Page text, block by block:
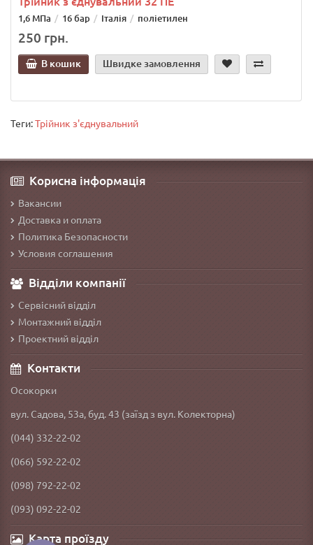
1,6 МПа 16 бар Італія поліетилен
250 грн.
В кошик Швидке замовлення
Теги:Трійник з'єднувальний
Корисна інформація
Вакансии
Доставка и оплата
Политика Безопасности
Условия соглашения
Відділи компанії
Сервісний відділ
Монтажний відділ
Проектний відділ
Контакти
Осокорки
вул. Садова, 53а, буд. 43 (заїзд з вул. Колекторна)
(044) 332-22-02
(066) 592-22-02
(098) 792-22-02
(093) 092-22-02
Карта проїзду